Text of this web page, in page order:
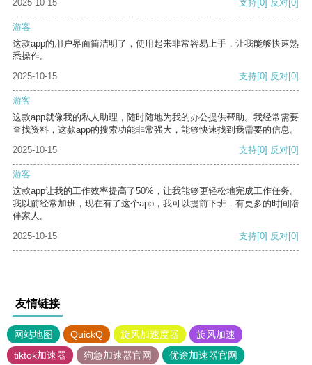
2025-10-15 支持[0] 反对[0]
游客
这款app的用户界面简洁明了，使用起来非常容易上手，让我能够快速熟
悉操作。
2025-10-15
支持[0] 反对[0]
游客
这款app就像我的私人助理，随时随地为我的办公提供帮助。我经常需要
查找资料，这款app的搜索功能非常强大，能够快速找到我需要的信息。
2025-10-15
支持[0] 反对[0]
游客
这款app让我的工作效率提高了50%，让我能够更轻松地完成工作任务。
我以前经常加班，现在有了这个app，我可以提前下班，有更多的时间陪
伴家人。
2025-10-15
支持[0] 反对[0]
友情链接
网站地图 QuickQ 旋风加速度器
旋风加速
tiktok加速器
狗急加速器官网
优途加速器官网